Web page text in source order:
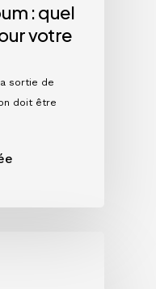
: quel
votre
sortie de
doit être